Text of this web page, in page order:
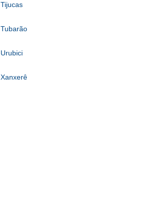
Tijucas
Tubarão
Urubici
Xanxerê